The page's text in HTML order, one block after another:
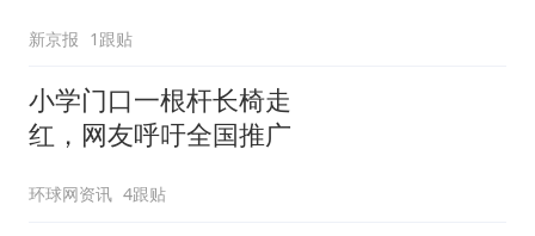
新京报 1跟贴
小学门口一根杆长椅走
红，网友呼吁全国推广
环球网资讯 4跟贴